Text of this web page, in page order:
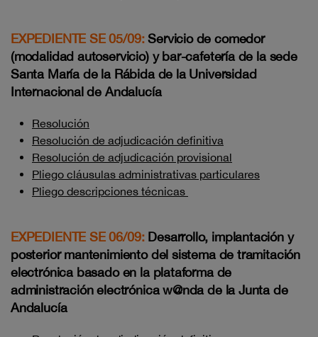
EXPEDIENTE SE 05/09: Servicio de comedor
(modalidad autoservicio) y bar-cafetería de la sede
Santa María de la Rábida de la Universidad
Internacional de Andalucía
Resolución
Resolución de adjudicación definitiva
Resolución de adjudicación provisional
Pliego cláusulas administrativas particulares
Pliego descripciones técnicas
EXPEDIENTE SE 06/09: Desarrollo, implantación y
posterior mantenimiento del sistema de tramitación
electrónica basado en la plataforma de
administración electrónica w@nda de la Junta de
Andalucía